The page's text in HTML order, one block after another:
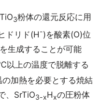
3粉体の還元反応に用
ドリド(H-)を酸素(O)位
生成することが可能
上の温度で脱離する
加熱を必要とする焼結
、SrTiO3-xHxの圧粉体